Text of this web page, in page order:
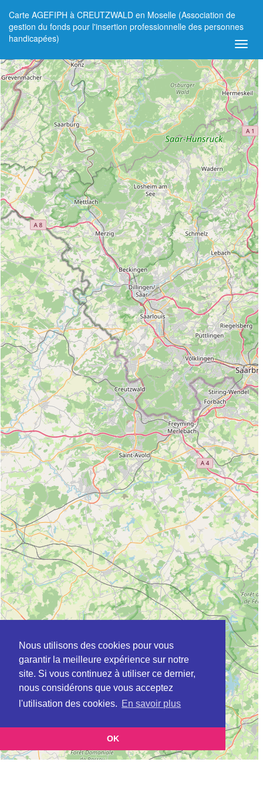
Nous utilisons des cookies pour vous
garantir la meilleure expérience sur notre
site. Si vous continuez à utiliser ce dernier,
nous considérons que vous acceptez
l'utilisation des cookies. En savoir plus
OK
Carte AGEFIPH à CREUTZWALD en Moselle (Association de
gestion du fonds pour l'insertion professionnelle des personnes
handicapées)
+
−